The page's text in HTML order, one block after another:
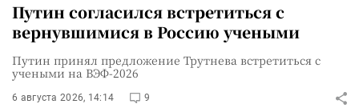
Путин согласился встретиться с
вернувшимися в Россию учеными
Путин принял предложение Трутнева встретиться с
учеными на ВЭФ-2026
6 августа 2026, 14:14 9